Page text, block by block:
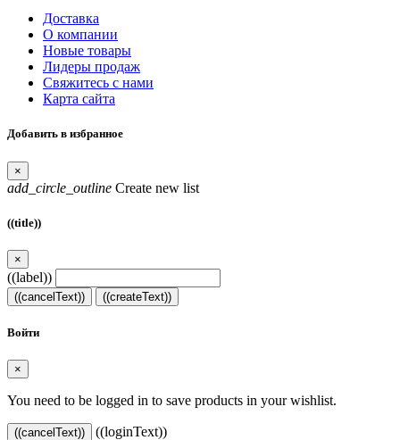
Доставка
О компании
Новые товары
Лидеры продаж
Свяжитесь с нами
Карта сайта
Добавить в избранное
×
add_circle_outline Create new list
((title))
×
((label))
((cancelText)) ((createText))
Войти
×
You need to be logged in to save products in your wishlist.
((cancelText)) ((loginText))